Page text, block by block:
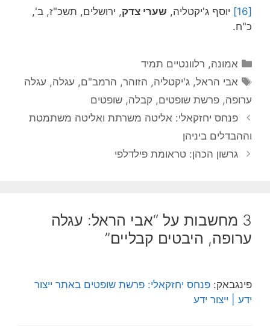
[16] יוסף ג'יקטליה, שערי צדק, ירושלים, תשכ"ז, ב',
כ"ח.
קטגוריות
אמונה, רלוונטיים תמיד
תגיות
אבי הראל,ג'יקטליה, הזוהר, הרמב"ם, עגלה, עגלה
ערופה, פרשת שופטים, קבלה, שופטים
פנחס יחזקאלי: אליטה משרתת ואליטה משתמטת
וההבדלים ביניהן
גרשון הכהן: טראומת פילדלפי
3 מחשבות על “אבי הראל: עגלה
ערופה, היבטים קבליים”
פינגבאק: פנחס יחזקאלי: פרשת שופטים באתר ייצור
ידע | ייצור ידע